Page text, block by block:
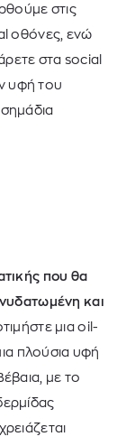
στις
οθόνες, ενώ
στα social
υφή του
που θα
και
μια oil-
πλούσια υφή
με το